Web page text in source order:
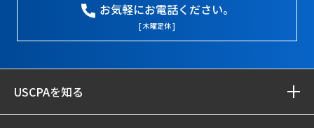
お気軽にお電話ください。
[ 木曜定休 ]
USCPAを知る